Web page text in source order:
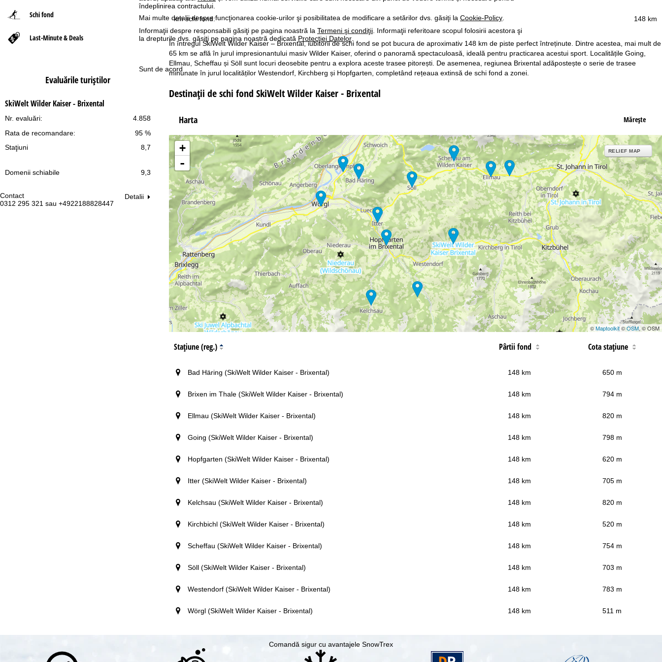
îndeplinirea contractului.
Mai multe detalii despre funcţionarea cookie-urilor şi posibilitatea de modificare a setărilor dvs. găsiţi la Cookie-Policy.
Informaţii despre responsabili găsiţi pe pagina noastră la Termeni şi condiţii. Informaţii referitoare scopul folosirii acestora şi
la drepturile dvs. găsiţi pe pagina noastră dedicată Protecţiei Datelor.
Sunt de acord
Contact
0312 295 321 sau +4922188828447
Program de lucru
Lun.-Joi:
10:00-18:00
Vin.:
10:00-15:00
Sâm.-Dum.:
închis
Contact
Asistenţă
Schi fond
Last-Minute & Deals
Evaluările turiştilor
SkiWelt Wilder Kaiser - Brixental
4.858
Nr. evaluări:
95 %
Rata de recomandare:
Staţiuni
8,7
Domenii schiabile 9,3
Detalii
ă 148 km
km schi fond:
În întregul SkiWelt Wilder Kaiser – Brixental, iubitorii de schi fond se pot bucura de aproximativ 148 km de piste perfect întreținute. Dintre acestea, mai mult de
65 km se află în jurul impresionantului masiv Wilder Kaiser, oferind o panoramă spectaculoasă, ideală pentru practicarea acestui sport. Localitățile Going,
Ellmau, Scheffau și Söll sunt locuri deosebite pentru a explora aceste trasee pitorești. De asemenea, regiunea Brixental adăpostește o serie de trasee
minunate în jurul localităților Westendorf, Kirchberg și Hopfgarten, completând rețeaua extinsă de schi fond a zonei.
Destinaţii de schi fond SkiWelt Wilder Kaiser - Brixental
Harta Măreşte
+
-
RELIEF MAP
©Maptoolkit©OSM, © OSM
Staţiune (reg.) Pârtii fond Cota staţiune
Bad Häring (SkiWelt Wilder Kaiser - Brixental) 148 km 650 m
Brixen im Thale (SkiWelt Wilder Kaiser - Brixental) 148 km 794 m
Ellmau (SkiWelt Wilder Kaiser - Brixental) 148 km 820 m
Going (SkiWelt Wilder Kaiser - Brixental) 148 km 798 m
Hopfgarten (SkiWelt Wilder Kaiser - Brixental) 148 km 620 m
Itter (SkiWelt Wilder Kaiser - Brixental) 148 km 705 m
Kelchsau (SkiWelt Wilder Kaiser - Brixental) 148 km 820 m
Kirchbichl (SkiWelt Wilder Kaiser - Brixental) 148 km 520 m
Scheffau (SkiWelt Wilder Kaiser - Brixental) 148 km 754 m
Söll (SkiWelt Wilder Kaiser - Brixental) 148 km 703 m
Westendorf (SkiWelt Wilder Kaiser - Brixental) 148 km 783 m
Wörgl (SkiWelt Wilder Kaiser - Brixental) 148 km 511 m
Comandă sigur cu avantajele SnowTrex